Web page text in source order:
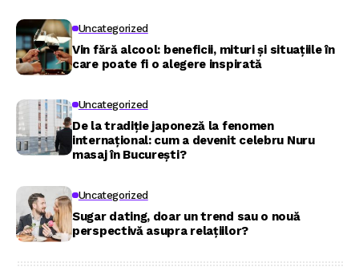
Uncategorized
Vin fără alcool: beneficii, mituri și situațiile în
care poate fi o alegere inspirată
Uncategorized
De la tradiție japoneză la fenomen
internațional: cum a devenit celebru Nuru
masaj în București?
Uncategorized
Sugar dating, doar un trend sau o nouă
perspectivă asupra relațiilor?